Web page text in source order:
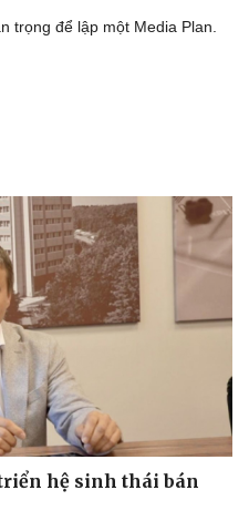
trọng để lập một Media Plan.
hệ sinh thái bán